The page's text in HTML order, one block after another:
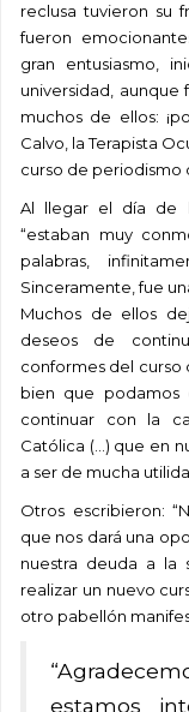
reclusa tuvieron su
fueron
gran entusiasmo,
universidad, aunque
muchos de ellos:
Calvo, la Terapista
curso de periodismo
Al llegar el día de
“estaban muy
palabras,
Sinceramente, fue
Muchos de ellos
deseos de
conformes del curso
bien que
continuar con la
Católica (…) que en
a ser de mucha
Otros escribieron:
que nos dará una
nuestra deuda a la
realizar un nuevo
otro pabellón
estamos